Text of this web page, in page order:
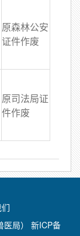
原森林公安
证件作废
原司法局证
件作废
局） 新ICP备